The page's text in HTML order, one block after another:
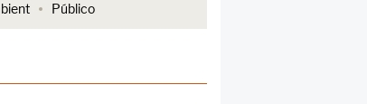
Público